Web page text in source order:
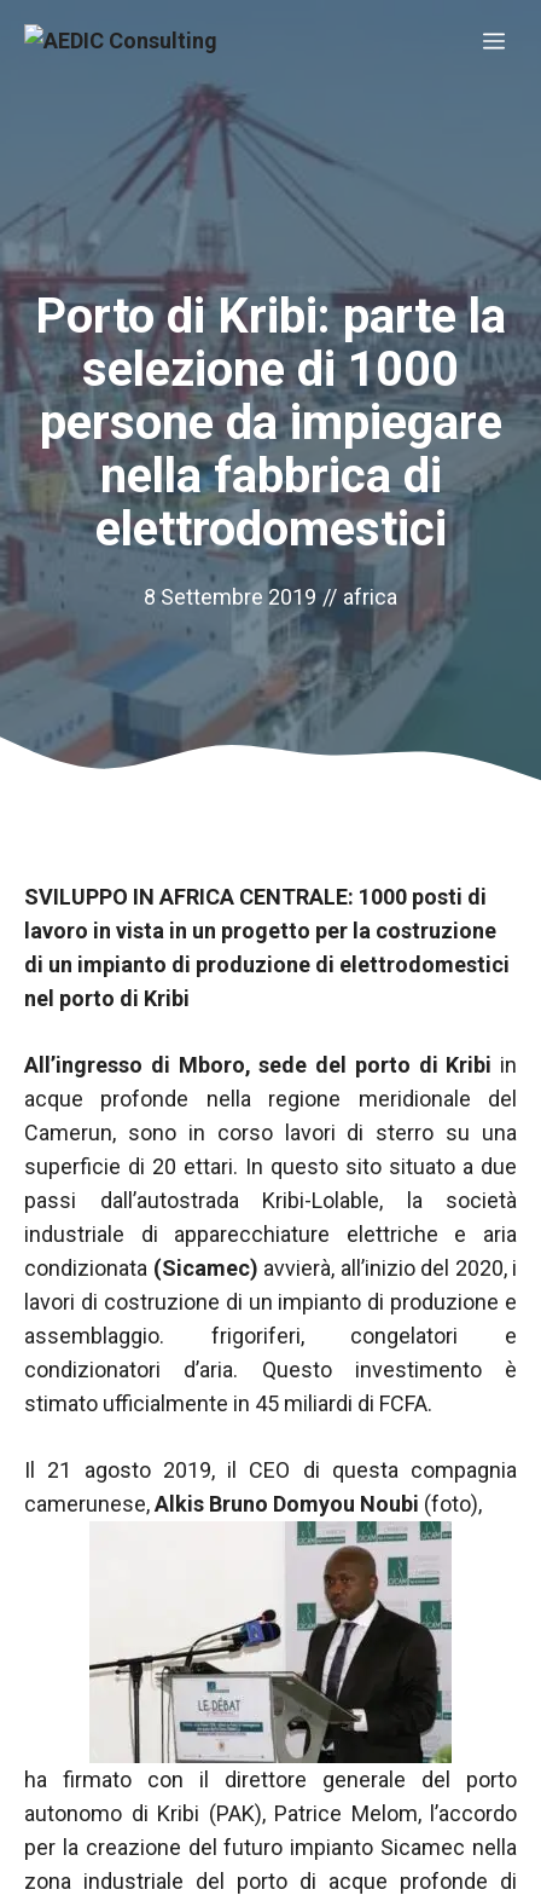
Porto di Kribi: parte la
selezione di 1000
persone da impiegare
nella fabbrica di
elettrodomestici
8 Settembre 2019 // africa
SVILUPPO IN AFRICA CENTRALE: 1000 posti di
lavoro in vista in un progetto per la costruzione
di un impianto di produzione di elettrodomestici
nel porto di Kribi
All’ingresso di Mboro, sede del porto di Kribi in
acque profonde nella regione meridionale del
Camerun, sono in corso lavori di sterro su una
superficie di 20 ettari. In questo sito situato a due
passi dall’autostrada Kribi-Lolable, la società
industriale di apparecchiature elettriche e aria
condizionata (Sicamec) avvierà, all’inizio del 2020, i
lavori di costruzione di un impianto di produzione e
assemblaggio. frigoriferi, congelatori e
condizionatori d’aria. Questo investimento è
stimato ufficialmente in 45 miliardi di FCFA.
Il 21 agosto 2019, il CEO di questa compagnia
camerunese,Alkis Bruno Domyou Noubi (foto),
ha firmato con il direttore generale del porto
autonomo di Kribi (PAK), Patrice Melom, l’accordo
per la creazione del futuro impianto Sicamec nella
zona industriale del porto di acque profonde di
Necessario
non sono
opzionali.
necessari per
il
funzionamento
del sito web.
Statistiche
Al fine di
migliorare
funzionalità
e la
struttura del
sito Web, in
base a
utilizzato il
sito Web.
Web funzioni
al meglio
durante la tua
visita. Se rifiuti
questi cookie,
alcune
funzionalità
scompariranno
dal sito web.